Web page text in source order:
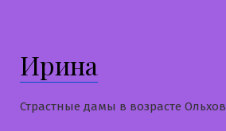
Ирина
Страстные дамы в возрасте